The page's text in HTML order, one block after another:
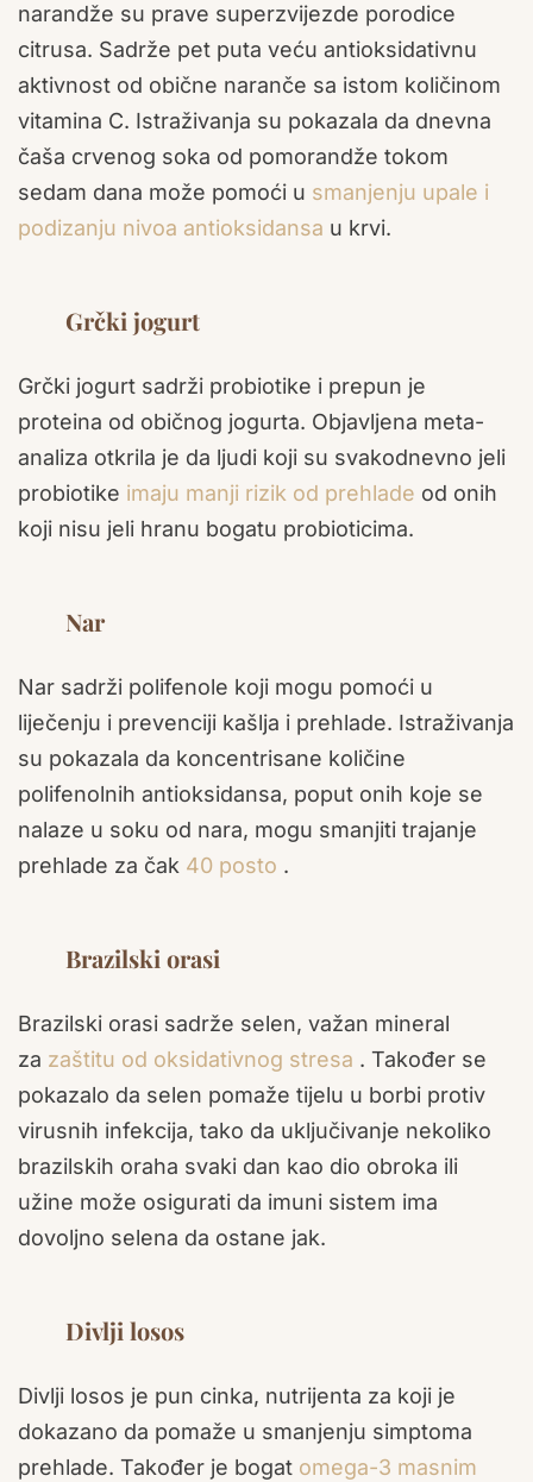
narandže su prave superzvijezde porodice
citrusa. Sadrže pet puta veću antioksidativnu
aktivnost od obične naranče sa istom količinom
vitamina C. Istraživanja su pokazala da dnevna
čaša crvenog soka od pomorandže tokom
sedam dana može pomoći u smanjenju upale i
podizanju nivoa antioksidansa u krvi.
Grčki jogurt
Grčki jogurt sadrži probiotike i prepun je
proteina od običnog jogurta. Objavljena meta-
analiza otkrila je da ljudi koji su svakodnevno jeli
probiotike imaju manji rizik od prehlade od onih
koji nisu jeli hranu bogatu probioticima.
Nar
Nar sadrži polifenole koji mogu pomoći u
liječenju i prevenciji kašlja i prehlade. Istraživanja
su pokazala da koncentrisane količine
polifenolnih antioksidansa, poput onih koje se
nalaze u soku od nara, mogu smanjiti trajanje
prehlade za čak 40 posto .
Brazilski orasi
Brazilski orasi sadrže selen, važan mineral
za zaštitu od oksidativnog stresa . Također se
pokazalo da selen pomaže tijelu u borbi protiv
virusnih infekcija, tako da uključivanje nekoliko
brazilskih oraha svaki dan kao dio obroka ili
užine može osigurati da imuni sistem ima
dovoljno selena da ostane jak.
Divlji losos
Divlji losos je pun cinka, nutrijenta za koji je
dokazano da pomaže u smanjenju simptoma
prehlade. Također je bogat omega-3 masnim